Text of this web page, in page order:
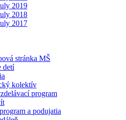
2019
2018
2017
stránka MŠ
detí
kolektív
program
a podujatia